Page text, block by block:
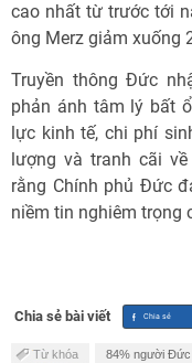
cao nhất từ trước tới
ông Merz giảm xuống
Truyền thông Đức
phản ánh tâm lý bất
lực kinh tế, chi phí
lượng và tranh cãi
rằng Chính phủ Đức
niềm tin nghiêm trọng
Chia sẻ bài viết
Từ khóa 84% người Đức